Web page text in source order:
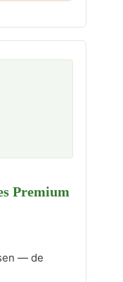
Premium
— de